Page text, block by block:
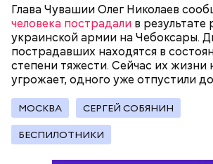
Глава Чувашии Олег Николаев
человека пострадали в результате
украинской армии на Чебоксары.
пострадавших находятся в
степени тяжести. Сейчас их жизни
угрожает, одного уже отпустили
МОСКВА СЕРГЕЙ СОБЯНИН
БЕСПИЛОТНИКИ
Атаке беспилотников подверглось
промышленное предприятие в
На месте падения БПЛА работают
службы, специалисты занимаются
последствий атаки.